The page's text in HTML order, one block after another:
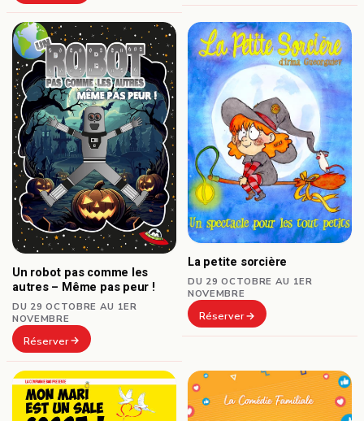
Un robot pas comme les
autres – Même pas peur !
DU 29 OCTOBRE AU 1ER
NOVEMBRE
Réserver
La petite sorcière
DU 29 OCTOBRE AU 1ER
NOVEMBRE
Réserver